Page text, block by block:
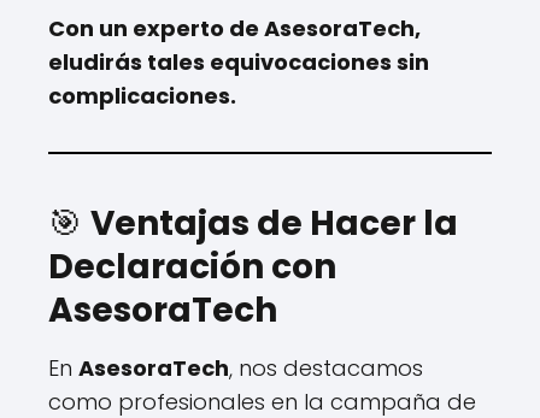
Con un experto de AsesoraTech,
eludirás tales equivocaciones sin
complicaciones.
🎯 Ventajas de Hacer la
Declaración con
AsesoraTech
En AsesoraTech, nos destacamos
como profesionales en la campaña de